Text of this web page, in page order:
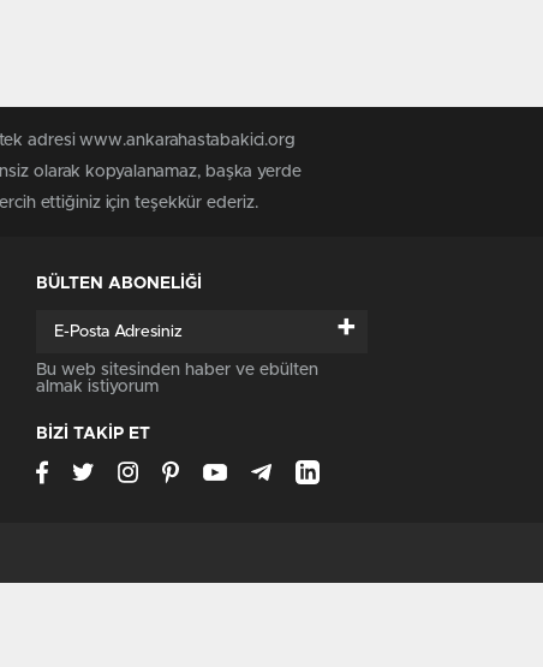
tek adresi www.ankarahastabakici.org
olarak kopyalanamaz, başka yerde
ettiğiniz için teşekkür ederiz.
BÜLTEN ABONELİĞİ
+
Bu web sitesinden haber ve ebülten
almak istiyorum
BİZİ TAKİP ET